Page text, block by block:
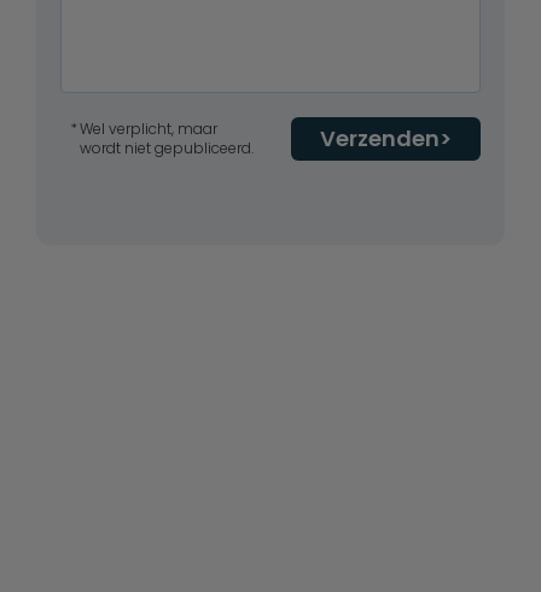
Verzenden
Wel verplicht, maar
wordt niet gepubliceerd.